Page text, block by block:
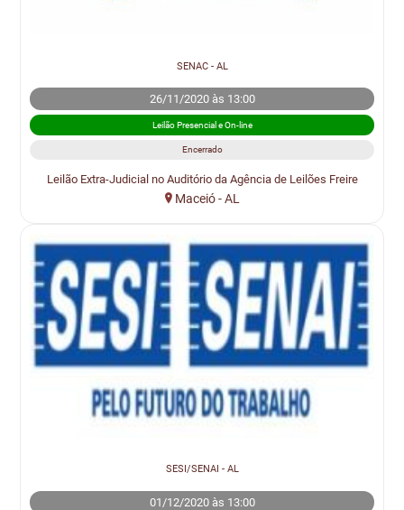
SENAC - AL
26/11/2020 às 13:00
Leilão Presencial e On-line
Encerrado
Leilão Extra-Judicial no Auditório da Agência de Leilões Freire
Maceió - AL
SESI/SENAI - AL
01/12/2020 às 13:00